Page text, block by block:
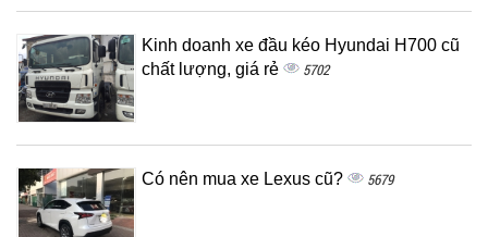
Kinh doanh xe đầu kéo Hyundai H700 cũ
chất lượng, giá rẻ
5702
Có nên mua xe Lexus cũ? 5679